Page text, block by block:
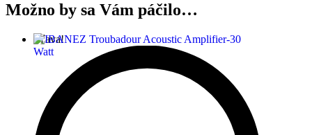
Možno by sa Vám páčilo…
Zľava!